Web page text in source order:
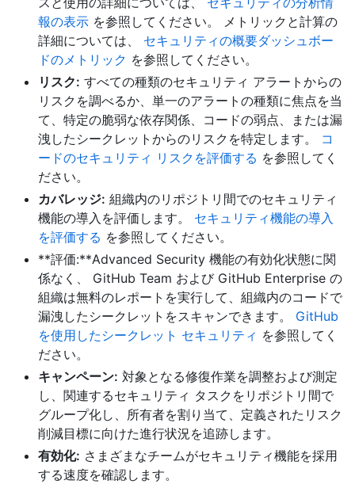
報の表示 を参照してください。 メトリックと計算の
詳細については、 セキュリティの概要ダッシュボー
ドのメトリック を参照してください。
リスク: すべての種類のセキュリティ アラートからの
リスクを調べるか、単一のアラートの種類に焦点を当
て、特定の脆弱な依存関係、コードの弱点、または漏
洩したシークレットからのリスクを特定します。 コ
ードのセキュリティ リスクを評価する を参照してく
ださい。
カバレッジ: 組織内のリポジトリ間でのセキュリティ
機能の導入を評価します。 セキュリティ機能の導入
を評価する を参照してください。
**評価:**Advanced Security 機能の有効化状態に関
係なく、 GitHub Team および GitHub Enterprise の
組織は無料のレポートを実行して、組織内のコードで
漏洩したシークレットをスキャンできます。 GitHub
を使用したシークレット セキュリティ を参照してく
ださい。
キャンペーン: 対象となる修復作業を調整および測定
し、関連するセキュリティ タスクをリポジトリ間で
グループ化し、所有者を割り当て、定義されたリスク
削減目標に向けた進行状況を追跡します。
有効化: さまざまなチームがセキュリティ機能を採用
する速度を確認します。